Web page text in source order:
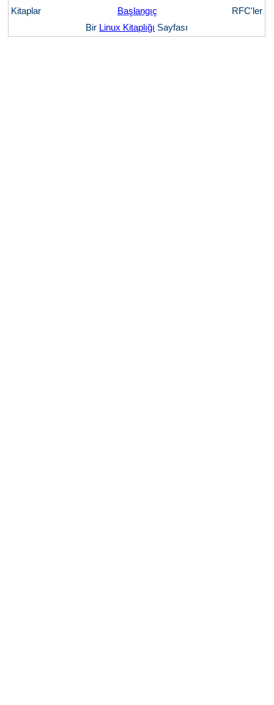
Kitaplar Başlangıç
RFC'ler
Bir Linux Kitaplığı Sayfası